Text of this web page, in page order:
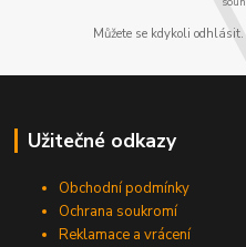
Můžete se kdykoli
Užitečné odkazy
Obchodní podmínky
Ochrana soukromí
Reklamace a vrácení